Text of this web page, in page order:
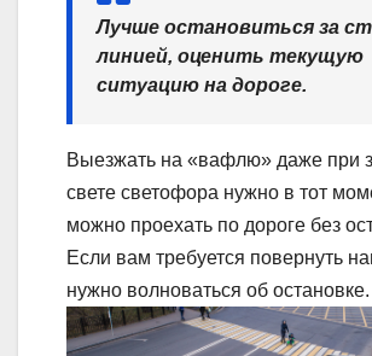
Лучше остановиться за
линией, оценить текущую
ситуацию на дороге.
Выезжать на «вафлю» даже при
свете светофора нужно в тот
можно проехать по дороге без
Если вам требуется повернуть
нужно волноваться об остановке.